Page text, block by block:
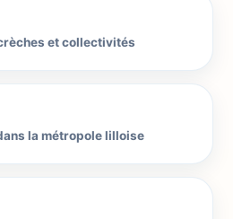
et collectivités
la métropole lilloise